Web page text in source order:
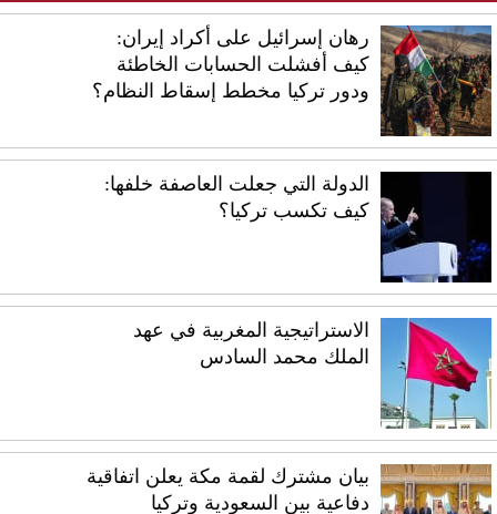
رهان إسرائيل على أكراد إيران:
كيف أفشلت الحسابات الخاطئة
ودور تركيا مخطط إسقاط النظام؟
الدولة التي جعلت العاصفة خلفها:
كيف تكسب تركيا؟
الاستراتيجية المغربية في عهد
الملك محمد السادس
بيان مشترك لقمة مكة يعلن اتفاقية
دفاعية بين السعودية وتركيا